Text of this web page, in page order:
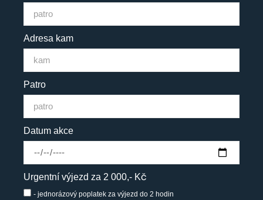
Adresa kam
Patro
Datum akce
Urgentní výjezd za 2 000,- Kč
- jednorázový poplatek za výjezd do 2 hodin